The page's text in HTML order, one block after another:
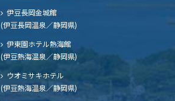
伊豆長岡金城館
(伊豆長岡温泉／静岡県)
伊東園ホテル熱海館
(伊豆熱海温泉／静岡県)
ウオミサキホテル
(伊豆熱海温泉／静岡県)